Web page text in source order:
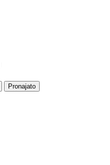
Pronajato